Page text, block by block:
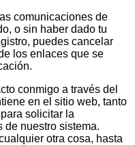
comunicaciones de
o sin haber dado tu
puedes cancelar
los enlaces que se
conmigo a través del
en el sitio web, tanto
solicitar la
de nuestro sistema.
otra cosa, hasta